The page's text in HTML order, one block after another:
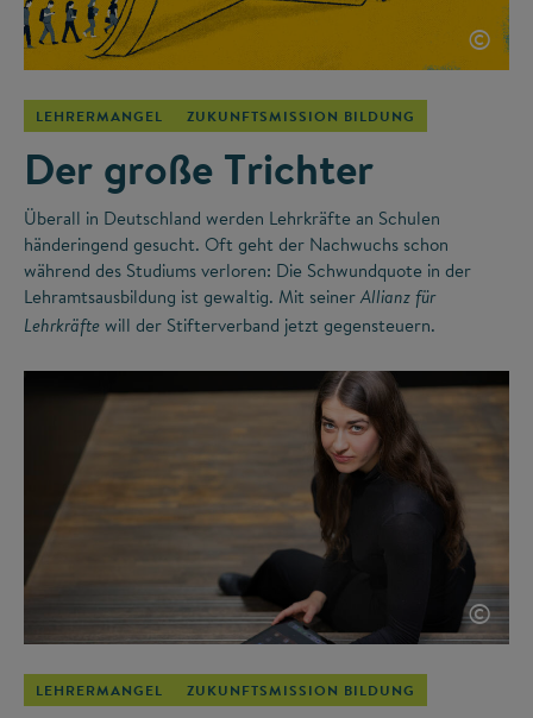
©
LEHRERMANGEL ZUKUNFTSMISSION BILDUNG
Der große Trichter
Überall in Deutschland werden Lehrkräfte an Schulen
händeringend gesucht. Oft geht der Nachwuchs schon
während des Studiums verloren: Die Schwundquote in der
Lehramtsausbildung ist gewaltig. Mit seiner Allianz für
Lehrkräfte will der Stifterverband jetzt gegensteuern.
©
LEHRERMANGEL ZUKUNFTSMISSION BILDUNG